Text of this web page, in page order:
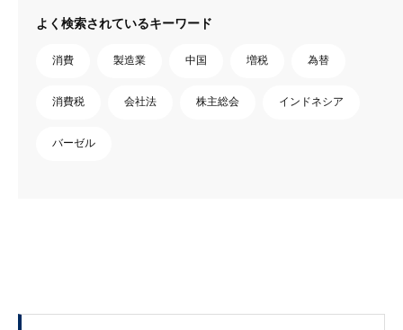
よく検索されているキーワード
消費 製造業 中国 増税 為替
消費税 会社法 株主総会 インドネシア
バーゼル